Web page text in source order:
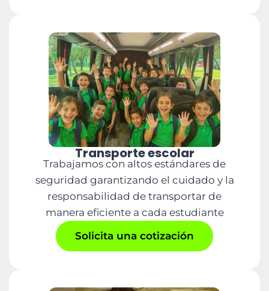
Transporte escolar
Trabajamos con altos estándares de
seguridad garantizando el cuidado y la
responsabilidad de transportar de
manera eficiente a cada estudiante
Solicita una cotización